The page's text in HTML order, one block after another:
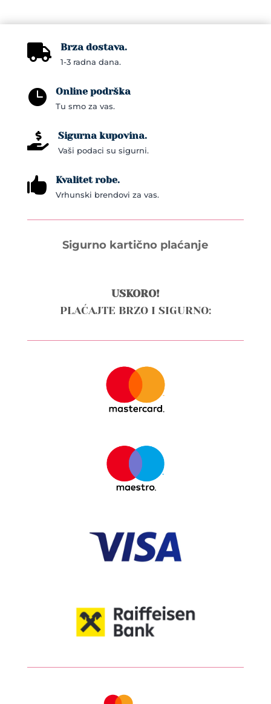
the
 Brza dostava.
1-3 radna dana.
 Online podrška
Tu smo za vas.
 Sigurna kupovina.
Vaši podaci su sigurni.
 Kvalitet robe.
Vrhunski brendovi za vas.
Sigurno kartično plaćanje
USKORO!
PLAĆAJTE BRZO I SIGURNO: